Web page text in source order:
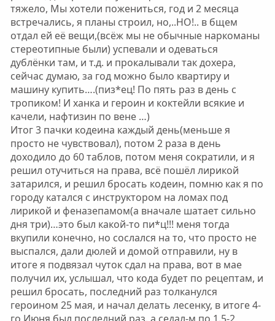
тяжело, Мы хотели пожениться, год и 2 месяца
встречались, я планы строил, но,..НО!.. в бщем
отдал ей её вещи,(всёж мы не обычные наркоманы
стереотипные были) успевали и одеваться
дублёнки там, и т.д. и прокалывали так дохера,
сейчас думаю, за год можно было квартиру и
машину купить….(пиз*ец! По пять раз в день с
тропиком! И ханка и героин и коктейли всякие и
качели, нафтизин по вене …)
Итог 3 пачки кодеина каждый день(меньше я
просто не чувствовал), потом 2 раза в день
доходило до 60 таблов, потом меня сократили, и я
решил отучиться на права, всё пошёл лирикой
затарился, и решил бросать кодеин, помню как я по
городу катался с инструктором на ломах под
лирикой и феназепамом(а вначале шатает сильно
дня три)…это был какой-то пи*ц!!! меня тогда
вкупили конечно, но сослался на то, что просто не
выспался, дали дюлей и домой отправили, ну в
итоге я подвязал чуток сдал на права, вот в мае
получил их, услышал, что кода будет по рецептам, и
решил бросать, последний раз толканулся
героином 25 мая, и начал делать лесенку, в итоге 4-